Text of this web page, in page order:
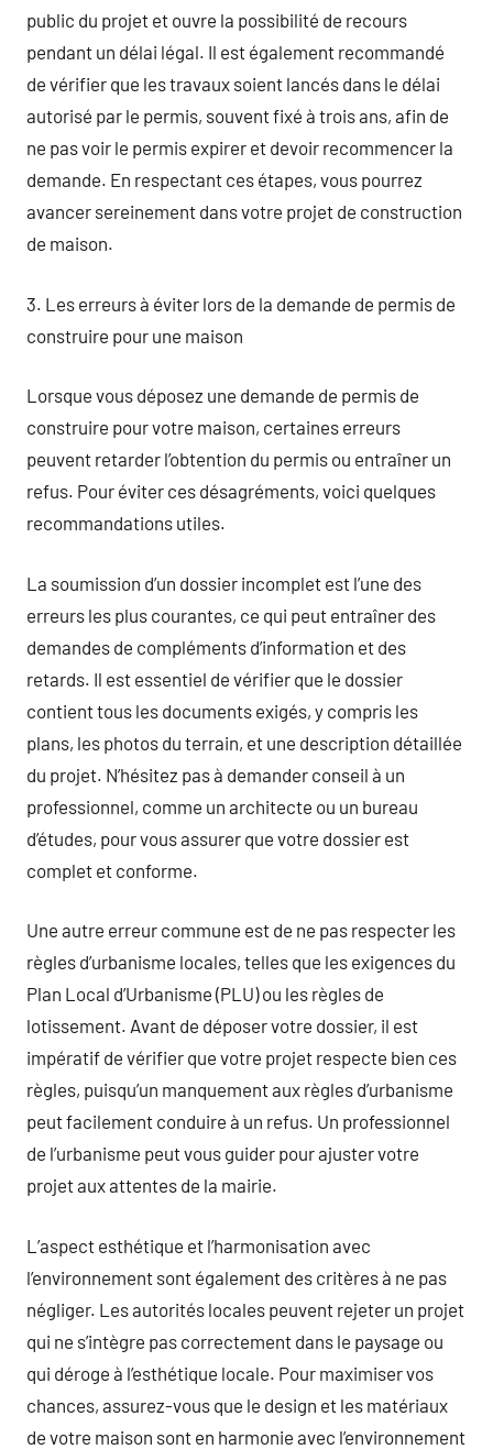
public du projet et ouvre la possibilité de recours
pendant un délai légal. Il est également recommandé
de vérifier que les travaux soient lancés dans le délai
autorisé par le permis, souvent fixé à trois ans, afin de
ne pas voir le permis expirer et devoir recommencer la
demande. En respectant ces étapes, vous pourrez
avancer sereinement dans votre projet de construction
de maison.
3. Les erreurs à éviter lors de la demande de permis de
construire pour une maison
Lorsque vous déposez une demande de permis de
construire pour votre maison, certaines erreurs
peuvent retarder l’obtention du permis ou entraîner un
refus. Pour éviter ces désagréments, voici quelques
recommandations utiles.
La soumission d’un dossier incomplet est l’une des
erreurs les plus courantes, ce qui peut entraîner des
demandes de compléments d’information et des
retards. Il est essentiel de vérifier que le dossier
contient tous les documents exigés, y compris les
plans, les photos du terrain, et une description détaillée
du projet. N’hésitez pas à demander conseil à un
professionnel, comme un architecte ou un bureau
d’études, pour vous assurer que votre dossier est
complet et conforme.
Une autre erreur commune est de ne pas respecter les
règles d’urbanisme locales, telles que les exigences du
Plan Local d’Urbanisme (PLU) ou les règles de
lotissement. Avant de déposer votre dossier, il est
impératif de vérifier que votre projet respecte bien ces
règles, puisqu’un manquement aux règles d’urbanisme
peut facilement conduire à un refus. Un professionnel
de l’urbanisme peut vous guider pour ajuster votre
projet aux attentes de la mairie.
L’aspect esthétique et l’harmonisation avec
l’environnement sont également des critères à ne pas
négliger. Les autorités locales peuvent rejeter un projet
qui ne s’intègre pas correctement dans le paysage ou
qui déroge à l’esthétique locale. Pour maximiser vos
chances, assurez-vous que le design et les matériaux
de votre maison sont en harmonie avec l’environnement